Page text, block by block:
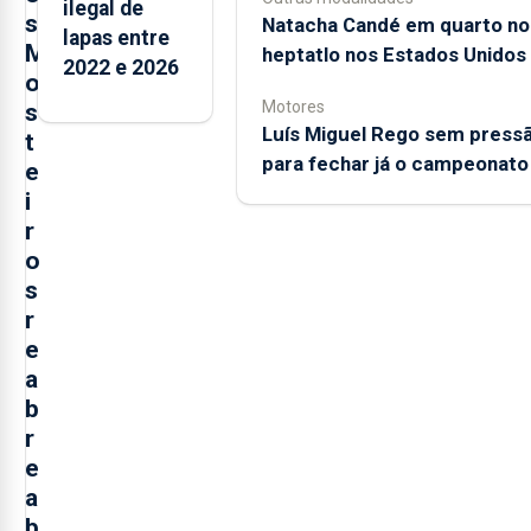
s
M
o
s
t
e
i
r
o
s
r
e
a
b
r
e
a
ilegal de
lapas entre
2022 e 2026
Natacha Candé em quarto no
heptatlo nos Estados Unidos
Motores
Luís Miguel Rego sem
para fechar já o campeonato